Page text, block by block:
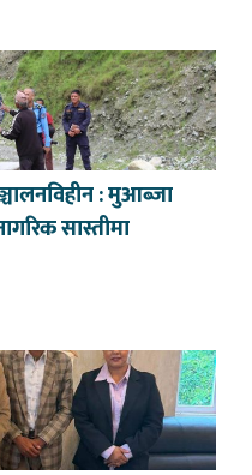
: मुआब्जा
सास्तीमा